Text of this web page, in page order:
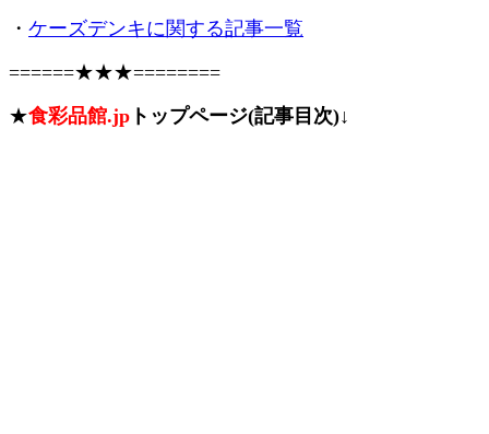
・ ケーズデンキに関する記事一覧
======★★★========
★食彩品館.jp トップページ(記事目次)↓